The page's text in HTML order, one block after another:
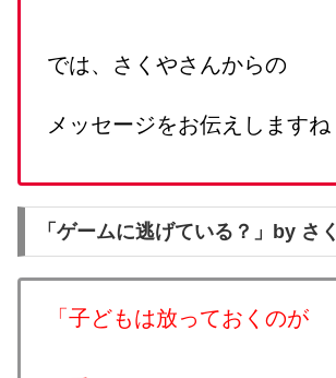
では、さくやさんからの
メッセージをお伝えしますね
「ゲームに逃げている？」by さ
「子どもは放っておくのが